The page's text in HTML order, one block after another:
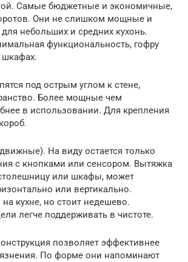
Самые бюджетные и экономичные,
Они не слишком мощные и
небольших и средних кухонь.
функциональность, гофру
шкафах.
под острым углом к стене,
Более мощные чем
в использовании. Для крепления
На виду остается только
с кнопками или сенсором. Вытяжка
или шкафы, может
или вертикально.
кухне, но стоит недешево.
легче поддерживать в чистоте.
позволяет эффективнее
По форме они напоминают